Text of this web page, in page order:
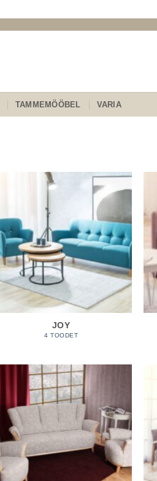
TAMMEMÖÖBEL VARIA
JOY
4 TOODET